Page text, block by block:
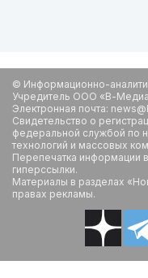
© Информационно-
Учредитель ООО «В-
Электронная почта:
Свидетельство о
федеральной службой по
технологий и массовых
Перепечатка информации
гиперссылки.
Материалы в разделах
правах рекламы.